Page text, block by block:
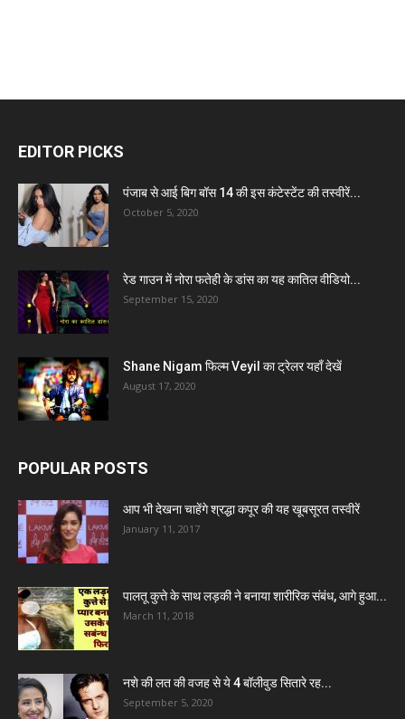
EDITOR PICKS
पंजाब से आई बिग बॉस 14 की इस कंटेस्टेंट की तस्वीरें...
October 5, 2020
रेड गाउन में नोरा फतेही के डांस का यह कातिल वीडियो...
September 15, 2020
Shane Nigam फिल्म Veyil का ट्रेलर यहाँ देखें
August 17, 2020
POPULAR POSTS
आप भी देखना चाहेंगे श्रद्धा कपूर की यह खूबसूरत तस्वीरें
January 11, 2017
पालतू कुत्ते के साथ लड़की ने बनाया शारीरिक संबंध, आगे हुआ...
March 11, 2018
नशे की लत की वजह से ये 4 बॉलीवुड सितारे रह...
September 5, 2020